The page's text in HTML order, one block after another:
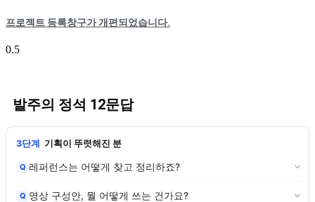
프로젝트 등록창구가 개편되었습니다.
발주의 정석 12문답
3단계 기획이 뚜렷해진 분
Q 레퍼런스는 어떻게 찾고 정리하죠?
Q 영상 구성안, 뭘 어떻게 쓰는 건가요?